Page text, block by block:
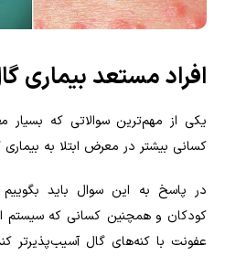
افراد مستعد بیماری
یکی از مهم‌ترین سوالاتی که
کسانی بیشتر در معرض ابتلا به
در پاسخ به این سوال باید
کودکان و همچنین کسانی که سیستم
عفونت با کنه‌های گال آسیب‌پذیرتر